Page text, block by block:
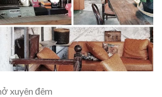
xuyên đêm